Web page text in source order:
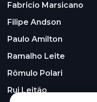
Fabricio Marsicano
Filipe Andson
Paulo Amilton
Ramalho Leite
Rômulo Polari
Rui Leitão